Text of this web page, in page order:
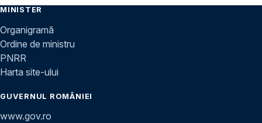
MINISTER
Organigramă
Ordine de ministru
PNRR
Harta site-ului
GUVERNUL ROMÂNIEI
www.gov.ro